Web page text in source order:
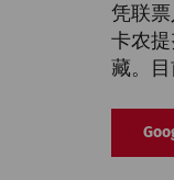
凭联
卡农
藏。